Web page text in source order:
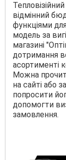
відмінний
функціями
модель за
магазині
дотримання
асортименті
Можна
на сайті або
попросити
допомогти
замовлення.